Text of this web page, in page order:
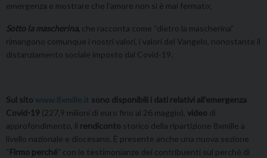
emergenza e mostrare che l’amore non si è mai fermato;
Sotto la mascherina, che racconta come “dietro la mascherina”
rimangono comunque i nostri valori, i valori del Vangelo, nonostante il
distanziamento sociale imposto dal Covid-19.
Sul sito www.8xmille.it sono disponibili i dati relativi all’emergenza
Covid-19 (227,9 milioni di euro fino al 26 maggio), video di
approfondimento, il rendiconto storico della ripartizione 8xmille a
livello nazionale e diocesano. È presente anche una nuova sezione
“Firmo perché” con le testimonianze dei contribuenti sul perché di